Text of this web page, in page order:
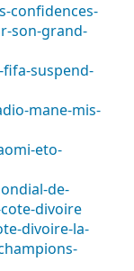
confidences-
son-grand-
suspend-
mane-mis-
eto-
de-
divoire
divoire-la-